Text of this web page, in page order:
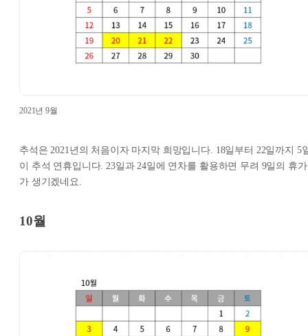
2021년 9월
추석은 2021년의 처음이자 마지막 희망입니다. 18일부터 22일까지 5
이 추석 연휴입니다. 23일과 24일에 연차를 활용하면 무려 9일의 휴가
가 생기겠네요.
10월